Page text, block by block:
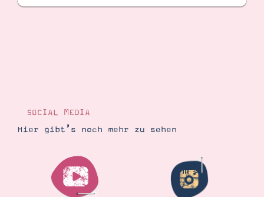
SOCIAL MEDIA
Hier gibt’s noch mehr zu sehen